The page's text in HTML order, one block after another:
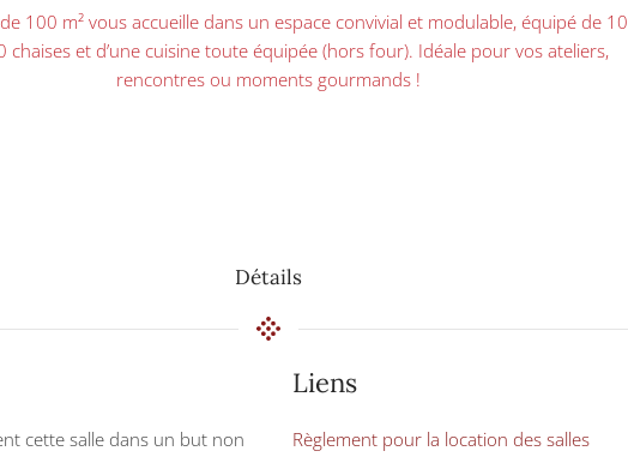
100 m² vous accueille dans un espace convivial et modulable, équipé de 10
chaises et d’une cuisine toute équipée (hors four). Idéale pour vos ateliers,
rencontres ou moments gourmands !
Détails
cette salle dans un but non
Liens
Règlement pour la location des salles